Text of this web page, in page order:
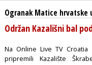
Ogranak Matice hrvatske
Održan Kazališni bal
Na Online Live TV
pripremili Kazalište